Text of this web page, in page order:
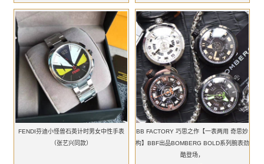
FENDI芬迪小怪兽石英计时男女中性手表
（张艺兴同款）
BB FACTORY 巧思之作【一表两用 奇思妙
构】BBF出品BOMBERG BOLD系列腕表劲
酷登场，